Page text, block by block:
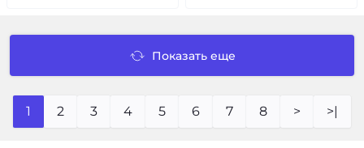
Показать еще
1 2 3 4 5 6 7 8 > >|